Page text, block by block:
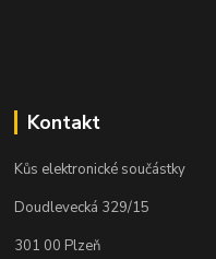
Kontakt
Kůs elektronické součástky
Doudlevecká 329/15
301 00 Plzeň